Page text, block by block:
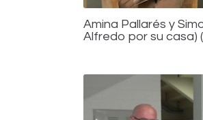
Amina Pallarés y
Alfredo por su casa)